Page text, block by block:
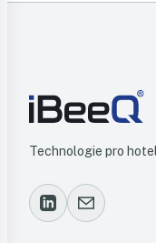
Technologie pro